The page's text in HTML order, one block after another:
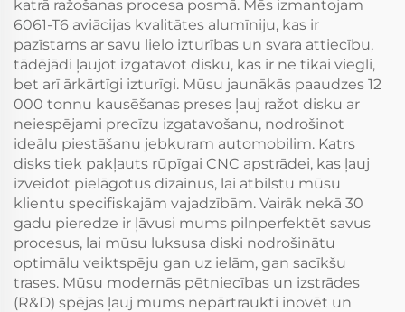
katrā ražošanas procesa posmā. Mēs izmantojam
6061-T6 aviācijas kvalitātes alumīniju, kas ir
pazīstams ar savu lielo izturības un svara attiecību,
tādējādi ļaujot izgatavot disku, kas ir ne tikai viegli,
bet arī ārkārtīgi izturīgi. Mūsu jaunākās paaudzes 12
000 tonnu kausēšanas preses ļauj ražot disku ar
neiespējami precīzu izgatavošanu, nodrošinot
ideālu piestāšanu jebkuram automobilim. Katrs
disks tiek pakļauts rūpīgai CNC apstrādei, kas ļauj
izveidot pielāgotus dizainus, lai atbilstu mūsu
klientu specifiskajām vajadzībām. Vairāk nekā 30
gadu pieredze ir ļāvusi mums pilnperfektēt savus
procesus, lai mūsu luksusa diski nodrošinātu
optimālu veiktspēju gan uz ielām, gan sacīkšu
trases. Mūsu modernās pētniecības un izstrādes
(R&D) spējas ļauj mums nepārtraukti inovēt un